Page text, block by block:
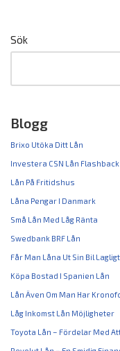
Sök
Blogg
Brixo Utöka Ditt Lån
Investera CSN Lån
Lån På Fritidshus
Låna Pengar I Danmark
Små Lån Med Låg Ränta
Swedbank BRF Lån
Får Man Låna Ut Sin Bil Lagligt
Köpa Bostad I Spanien Lån
Lån Även Om Man Har
Låg Inkomst Lån Möjligheter
Toyota Lån – Fördelar Med